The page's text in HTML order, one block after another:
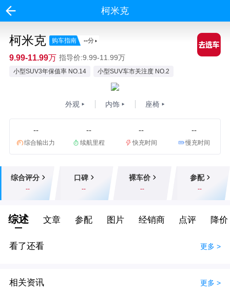
柯米克
柯米克 购车指南 --分
9.99-11.99万 指导价:9.99-11.99万
小型SUV3年保值率 NO.14 小型SUV车市关注度 NO.2
外观 内饰 座椅
--
综合输出力
--
续航里程
--
快充时间
--
慢充时间
综合评分
--
口碑
--
裸车价
--
参配
--
综述 文章 参配 图片 经销商 点评 降价
看了还看 更多 >
相关资讯 更多 >